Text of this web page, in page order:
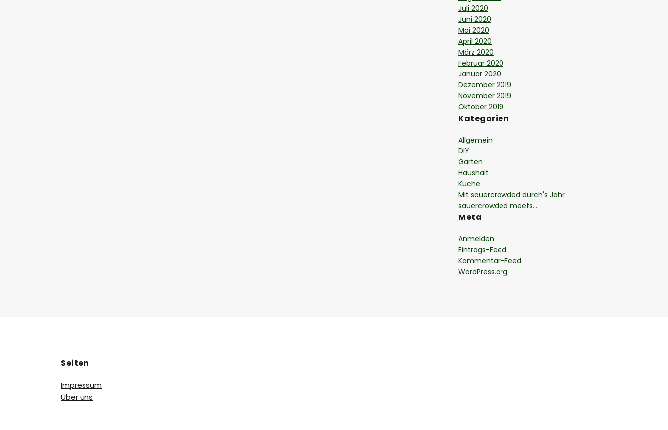
Juli 2020
Juni 2020
Mai 2020
April 2020
März 2020
Februar 2020
Januar 2020
Dezember 2019
November 2019
Oktober 2019
Kategorien
Allgemein
DIY
Garten
Haushalt
Küche
Mit sauercrowded durch's Jahr
sauercrowded meets…
Meta
Anmelden
Eintrags-Feed
Kommentar-Feed
WordPress.org
Seiten
Impressum
Über uns